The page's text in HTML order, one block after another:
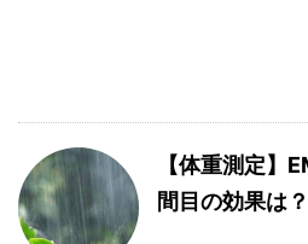
【体重測定】
間目の効果は